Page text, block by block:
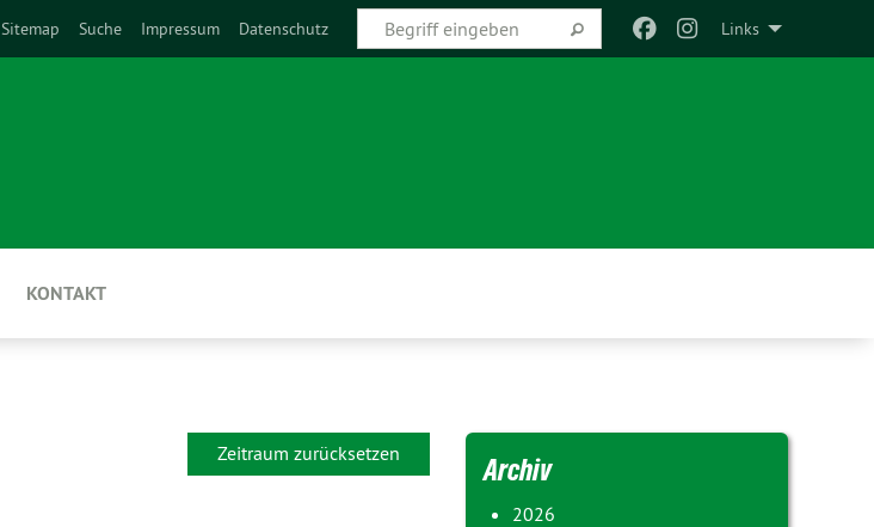
Links
Sitemap Suche Impressum Datenschutz
KONTAKT
Zeitraum zurücksetzen Archiv
2026